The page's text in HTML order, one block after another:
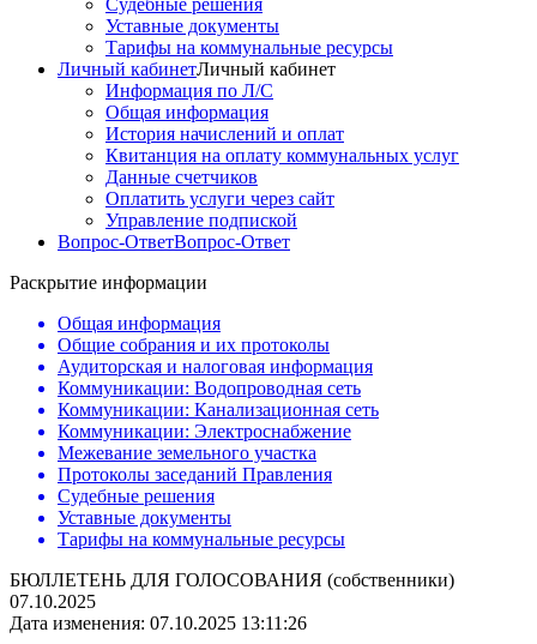
Судебные решения
Уставные документы
Тарифы на коммунальные ресурсы
Личный кабинетЛичный кабинет
Информация по Л/С
Общая информация
История начислений и оплат
Квитанция на оплату коммунальных услуг
Данные счетчиков
Оплатить услуги через сайт
Управление подпиской
Вопрос-ОтветВопрос-Ответ
Раскрытие информации
Общая информация
Общие собрания и их протоколы
Аудиторская и налоговая информация
Коммуникации: Водопроводная сеть
Коммуникации: Канализационная сеть
Коммуникации: Электроснабжение
Межевание земельного участка
Протоколы заседаний Правления
Судебные решения
Уставные документы
Тарифы на коммунальные ресурсы
БЮЛЛЕТЕНЬ ДЛЯ ГОЛОСОВАНИЯ (собственники)
07.10.2025
Дата изменения: 07.10.2025 13:11:26